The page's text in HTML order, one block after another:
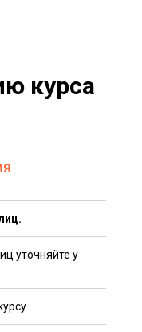
курса
уточняйте у